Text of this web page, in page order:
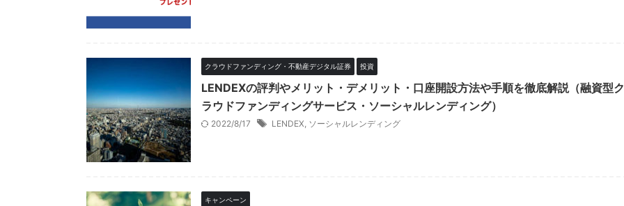
クラウドファンディング・不動産デジタル証券 投資
LENDEXの評判やメリット・デメリット・口座開設方法や手順を徹底解説（融資型ク
ラウドファンディングサービス・ソーシャルレンディング）
2022/8/17 LENDEX, ソーシャルレンディング
キャンペーン